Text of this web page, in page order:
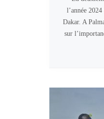
l’année
Dakar. A
sur